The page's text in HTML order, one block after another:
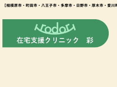
【相模原市・町田市・八王子市・多摩市・日野市・厚木市・愛